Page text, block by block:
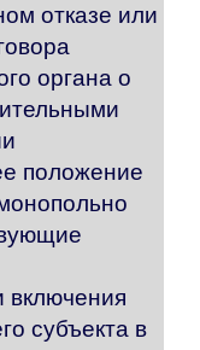
отказе или
органа о
положение
включения
субъекта в